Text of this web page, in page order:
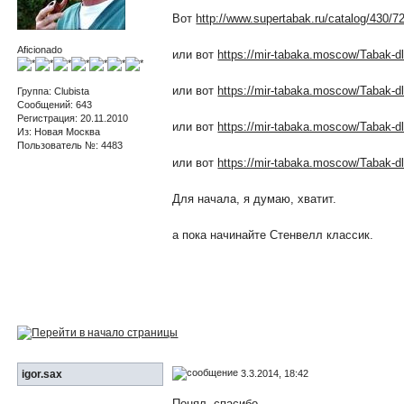
Aficionado
Группа: Clubista
Сообщений: 643
Регистрация: 20.11.2010
Из: Новая Москва
Пользователь №: 4483
Вот http://www.supertabak.ru/catalog/430/
или вот https://mir-tabaka.moscow/Tabak-
или вот https://mir-tabaka.moscow/Tabak-
или вот https://mir-tabaka.moscow/Tabak-
или вот https://mir-tabaka.moscow/Tabak-
Для начала, я думаю, хватит.
а пока начинайте Стенвелл классик.
igor.sax 3.3.2014, 18:42